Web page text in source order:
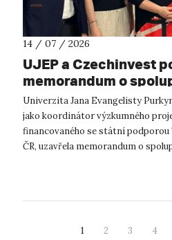
14 / 07 / 2026
UJEP a Czechinvest
memorandum o
podnikatelském
výzkum CESMOD
Univerzita Jana Evangelisty
jako koordinátor výzkumného
financovaného se státní
ČR, uzavřela memorandum o
1 2 3 4